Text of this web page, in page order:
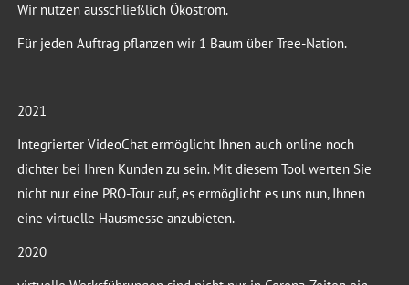
Wir nutzen ausschließlich Ökostrom.
Für jeden Auftrag pflanzen wir 1 Baum über Tree-Nation.
2021
Integrierter VideoChat ermöglicht Ihnen auch online noch
dichter bei Ihren Kunden zu sein. Mit diesem Tool werten Sie
nicht nur eine PRO-Tour auf, es ermöglicht es uns nun, Ihnen
eine virtuelle Hausmesse anzubieten.
2020